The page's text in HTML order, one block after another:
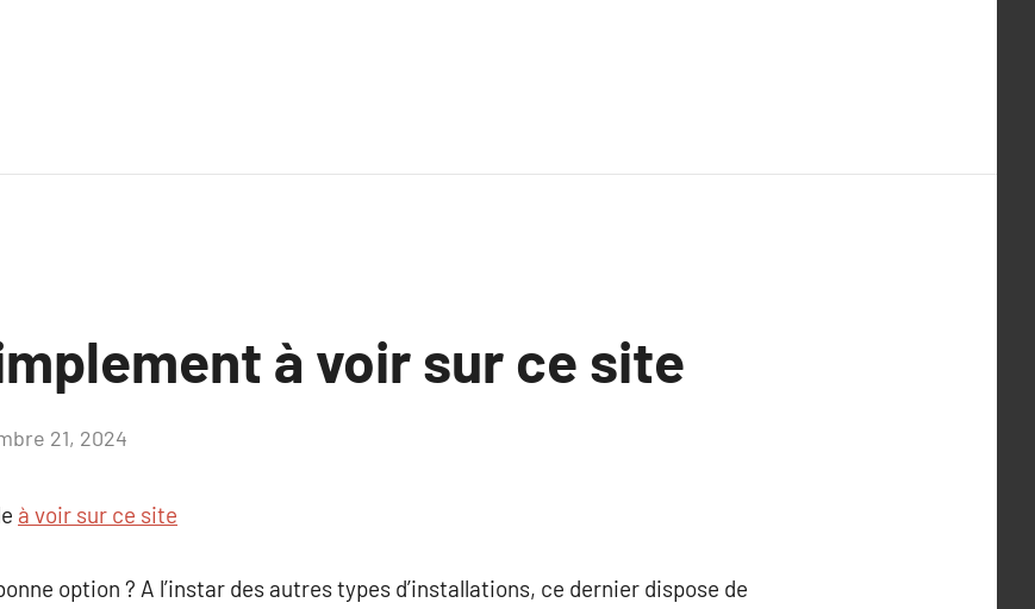
à voir sur ce site
21, 2024
à voir sur ce site
option ? A l’instar des autres types d’installations, ce dernier dispose de